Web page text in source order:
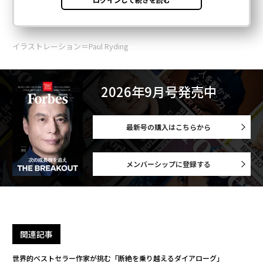
イラストレーション＝Paul Ryding
2026年9月号発売中
最新号の購入はこちらから
メンバーシップに登録する
関連記事
世界的ベストセラー作家が挑む「断絶を乗り越えるダイアローグ」